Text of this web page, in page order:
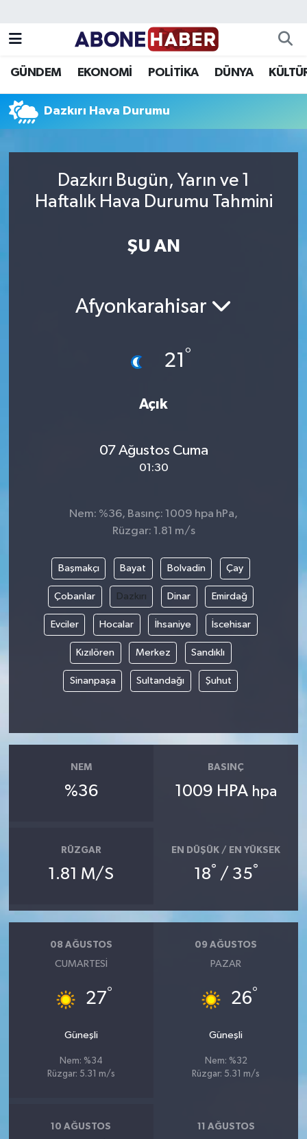
GÜNDEM EKONOMİ POLİTİKA DÜNYA
Dazkırı Hava Durumu
Dazkırı Bugün, Yarın ve 1
Haftalık Hava Durumu Tahmini
ŞU AN
Afyonkarahisar
21°
Açık
07 Ağustos Cuma
01:30
Nem: %36, Basınç: 1009 hpa hPa,
Rüzgar: 1.81 m/s
Başmakçı Bayat Bolvadin Çay
Çobanlar Dazkırı Dinar Emirdağ
Evciler Hocalar İhsaniye İscehisar
Kızılören Merkez Sandıklı
Sinanpaşa Sultandağı Şuhut
NEM
%36
BASINÇ
1009 HPA hpa
RÜZGAR
1.81 M/S
EN DÜŞÜK / EN YÜKSEK
18° / 35°
08 AĞUSTOS
CUMARTESI
27°
Güneşli
Nem: %34
Rüzgar: 5.31 m/s
09 AĞUSTOS
PAZAR
26°
Güneşli
Nem: %32
Rüzgar: 5.31 m/s
10 AĞUSTOS 11 AĞUSTOS
Bilim ve Teknoloji
Sağlık
Son Dakika
Yaşam
Tüm Manşetler